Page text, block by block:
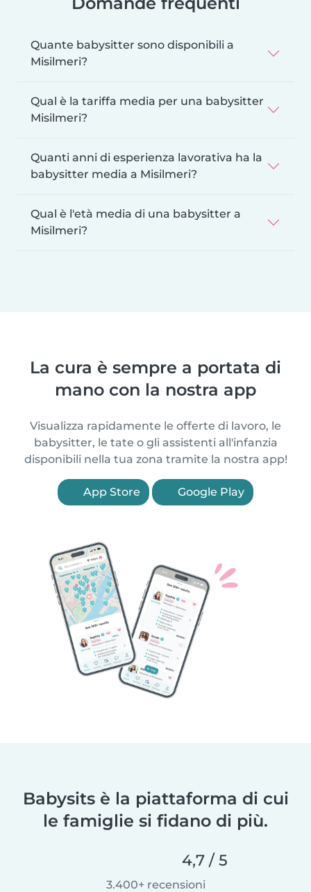
Quante babysitter sono disponibili a
Misilmeri?
Qual è la tariffa media per una babysitter
Misilmeri?
Quanti anni di esperienza lavorativa ha la
babysitter media a Misilmeri?
Qual è l'età media di una babysitter a
Misilmeri?
La cura è sempre a portata di
mano con la nostra app
Visualizza rapidamente le offerte di lavoro, le
babysitter, le tate o gli assistenti all'infanzia
disponibili nella tua zona tramite la nostra app!
App Store Google Play
Babysits è la piattaforma di cui
le famiglie si fidano di più.
4,7 / 5
3.400+ recensioni